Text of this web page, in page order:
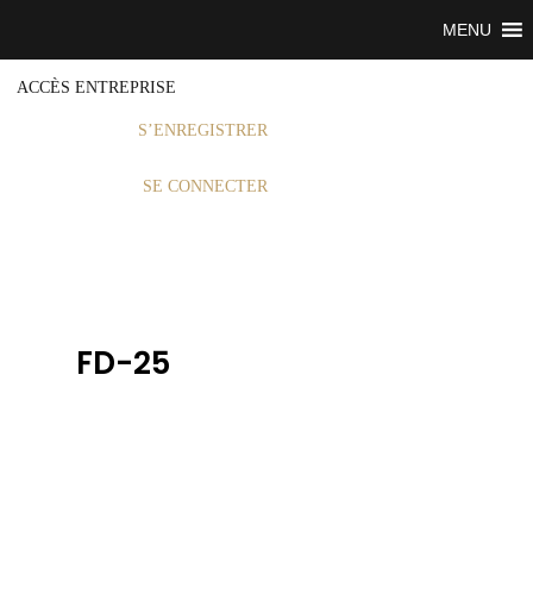
ACCÈS ENTREPRISE
S’ENREGISTRER
SE CONNECTER
MENU
FD-25